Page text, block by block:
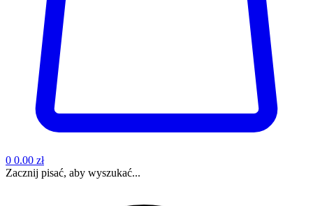
0 0.00 zł
Zacznij pisać, aby wyszukać...